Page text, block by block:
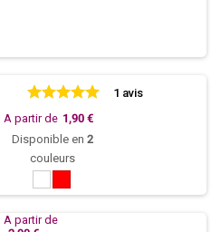
1 avis
A partir de 1,90 €
Disponible en 2
couleurs
A partir de